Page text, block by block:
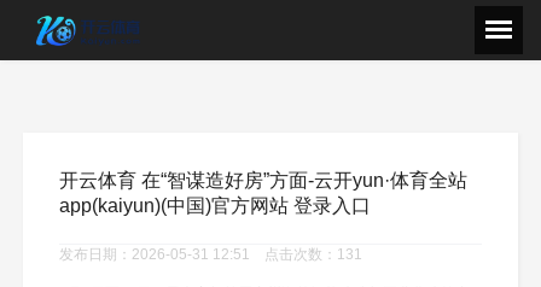
开云体育 在“智谋造好房”方面-云开yun·体育全站
app(kaiyun)(中国)官方网站 登录入口
发布日期：2026-05-31 12:51 点击次数：131